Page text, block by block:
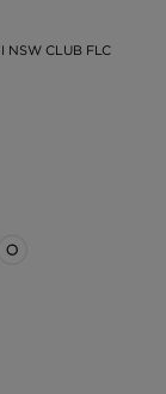
NSW CLUB FLC